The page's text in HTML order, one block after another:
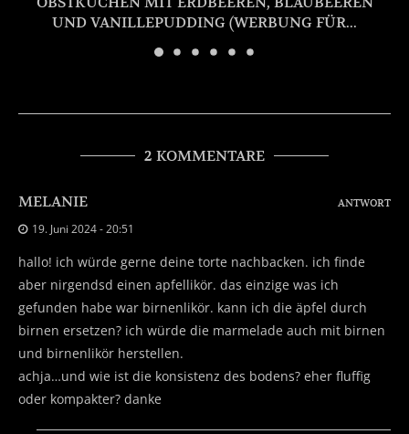
UND VANILLEPUDDING (WERBUNG FÜR...
2 KOMMENTARE
MELANIE
19. Juni 2024 - 20:51
hallo! ich würde gerne deine torte nachbacken. ich finde
aber nirgendsd einen apfellikör. das einzige was ich
gefunden habe war birnenlikör. kann ich die äpfel durch
birnen ersetzen? ich würde die marmelade auch mit birnen
und birnenlikör herstellen.
achja…und wie ist die konsistenz des bodens? eher fluffig
oder kompakter? danke
ANTWORT